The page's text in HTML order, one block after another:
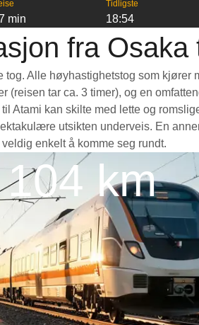
min
Tidligste
18:54
fra Osaka
Alle høyhastighetstog som
tar ca. 3 timer), og en
Atami kan skilte med lette og
utsikten underveis. En
enkelt å komme seg rundt.
104 km